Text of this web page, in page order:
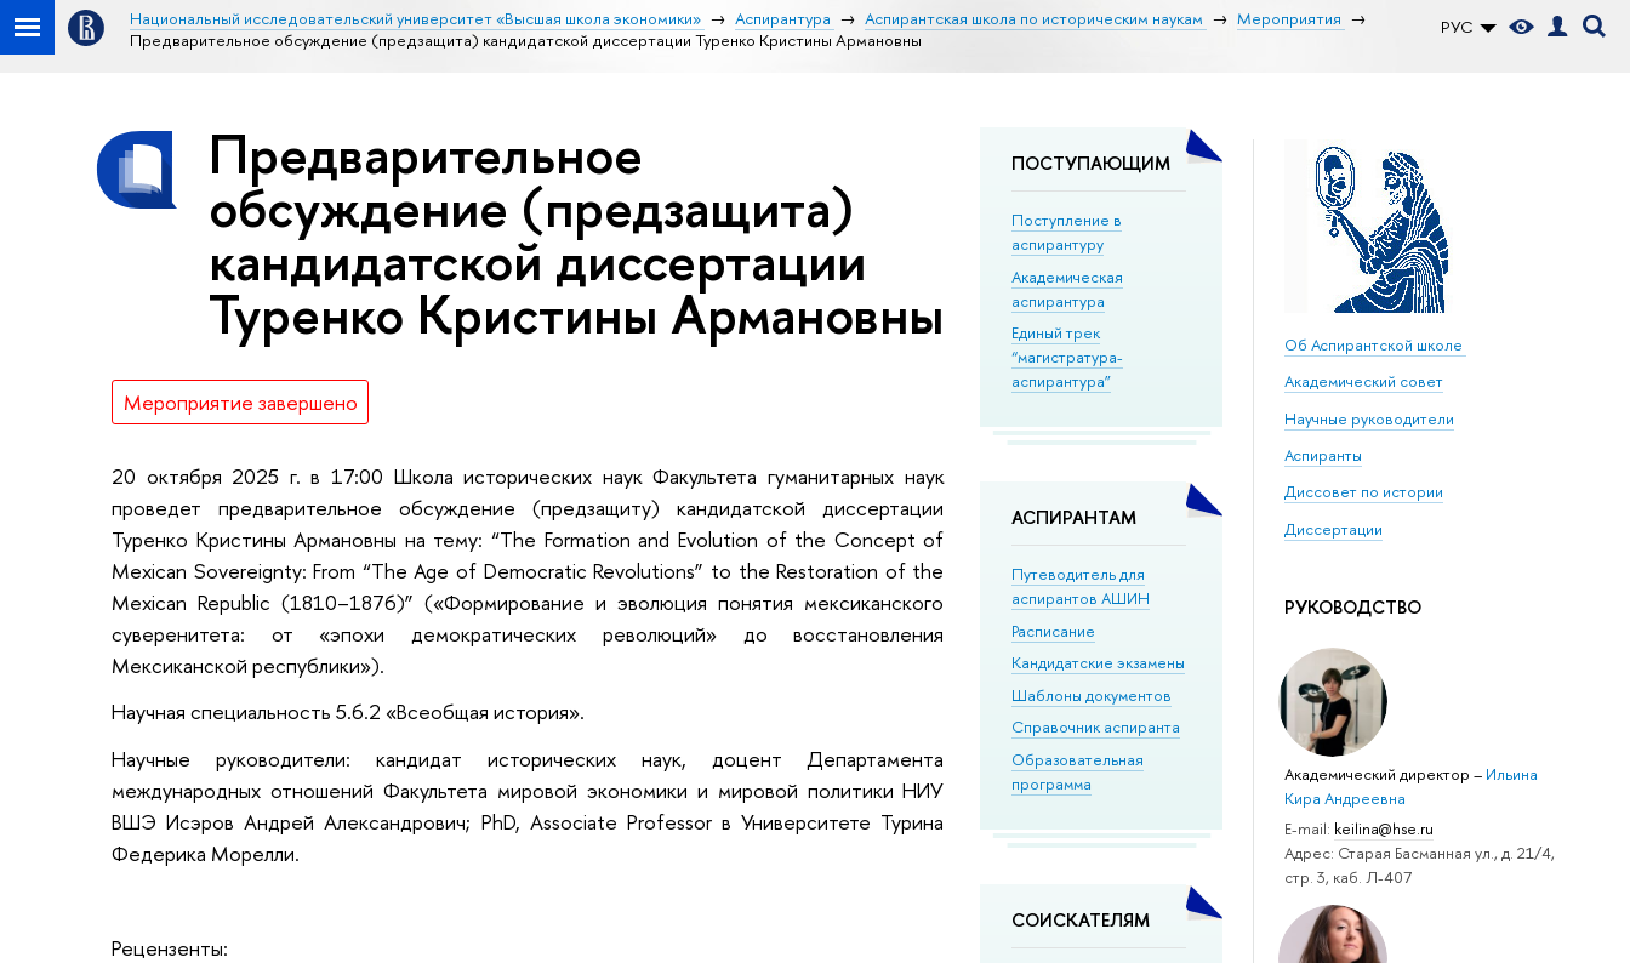
РУС
Национальный исследовательский университет «Высшая школа экономики» Аспирантура Аспирантская школа по историческим наукам
Мероприятия
Предварительное обсуждение (предзащита) кандидатской диссертации Туренко Кристины Армановны
ПОСТУПАЮЩИМ
Поступление в
аспирантуру
Академическая
аспирантура
Единый трек
“магистратура-
аспирантура”
АСПИРАНТАМ
Путеводитель для
аспирантов АШИН
Расписание
Кандидатские экзамены
Шаблоны документов
Справочник аспиранта
Образовательная
программа
СОИСКАТЕЛЯМ
Об Аспирантской школе
Академический совет
Научные руководители
Аспиранты
Диссовет по истории
Диссертации
РУКОВОДСТВО
Академический директор– Ильина
Кира Андреевна
Е-mail: keilina@hse.ru
Адрес: Старая Басманная ул., д. 21/4,
стр. 3, каб. Л-407
Предварительное
обсуждение (предзащита)
кандидатской диссертации
Туренко Кристины Армановны
Мероприятие завершено
20 октября 2025 г.в 17:00 Школа исторических наук Факультета гуманитарных наук
проведет предварительное обсуждение (предзащиту) кандидатской диссертации
Туренко Кристины Армановны на тему: “The Formation and Evolution of the Concept of
Mexican Sovereignty: From “The Age of Democratic Revolutions” to the Restoration of the
Mexican Republic (1810–1876)” («Формирование и эволюция понятия мексиканского
суверенитета: от «эпохи демократических революций» до восстановления
Мексиканской республики»).
Научная специальность 5.6.2 «Всеобщая история».
Научные руководители: кандидат исторических наук, доцент Департамента
международных отношений Факультета мировой экономики и мировой политики НИУ
ВШЭ Исэров Андрей Александрович; PhD, Associate Professor в Университете Турина
Федерика Морелли.
Рецензенты: